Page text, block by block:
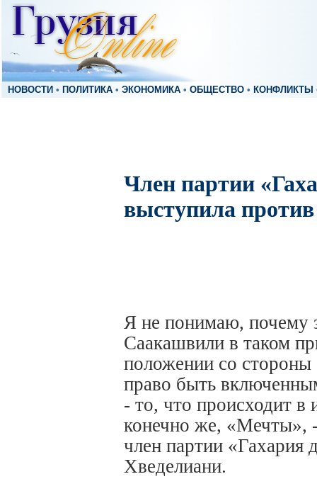
НОВОСТИ • ПОЛИТИКА • ЭКОНОМИКА • ОБЩЕСТВО • КОНФЛИКТЫ
Член партии
выступила
Я не понимаю, почему
Саакашвили в таком
положении со
право быть
- то, что происходит в
конечно же, «Мечты»,
член партии «Гахария
Хведелиани.